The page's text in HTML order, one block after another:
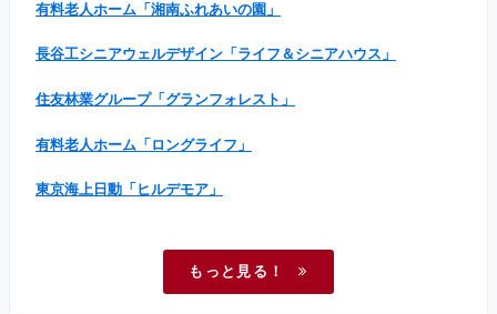
有料老人ホーム「湘南ふれあいの園」
長谷工シニアウェルデザイン「ライフ＆シニアハウス」
住友林業グループ「グランフォレスト」
有料老人ホーム「ロングライフ」
東京海上日動「ヒルデモア」
もっと見る！